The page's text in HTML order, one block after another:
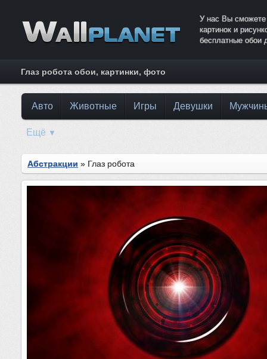
У нас Вы сможете
картинок и
бесплатные обои
Глаз робота обои, картинки, фото
Авто Животные Игры Девушки
Ещё ▼
Абстракции » Глаз робота